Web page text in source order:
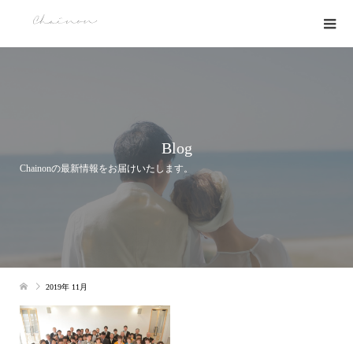
Blog
Chainonの最新情報をお届けいたします。
2019年 11月